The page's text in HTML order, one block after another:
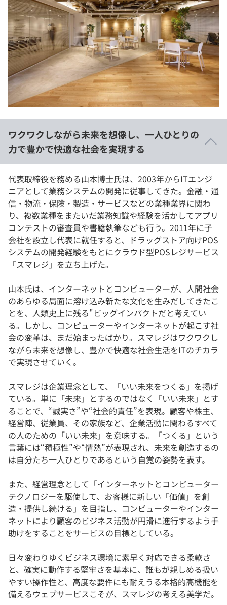
ワクワクしながら未来を想像し、一人ひとりの
力で豊かで快適な社会を実現する
代表取締役を務める山本博士氏は、2003年からITエンジ
ニアとして業務システムの開発に従事してきた。金融・通
信・物流・保険・製造・サービスなどの業種業界に関わ
り、複数業種をまたいだ業務知識や経験を活かしてアプリ
コンテストの審査員や書籍執筆なども行う。2011年に子
会社を設立し代表に就任すると、ドラッグストア向けPOS
システムの開発経験をもとにクラウド型POSレジサービス
「スマレジ」を立ち上げた。
山本氏は、インターネットとコンピューターが、人間社会
のあらゆる局面に溶け込み新たな文化を生みだしてきたこ
とを、人類史上に残る"ビッグインパクトだと考えてい
る。しかし、コンピューターやインターネットが起こす社
会の変革は、まだ始まったばかり。スマレジはワクワクし
ながら未来を想像し、豊かで快適な社会生活をITのチカラ
で実現させていく。
スマレジは企業理念として、「いい未来をつくる」を掲げ
ている。単に「未来」とするのではなく「いい未来」とす
ることで、“誠実さ”や“社会的責任”を表現。顧客や株主、
経営陣、従業員、その家族など、企業活動に関わるすべて
の人のための「いい未来」を意味する。「つくる」という
言葉には“積極性”や“情熱”が表現され、未来を創造するの
は自分たち一人ひとりであるという自覚の姿勢を表す。
また、経営理念として「インターネットとコンピューター
テクノロジーを駆使して、お客様に新しい「価値」を創
造・提供し続ける」を目指し、コンピューターやインター
ネットにより顧客のビジネス活動が円滑に進行するよう手
助けをすることをサービスの目標としている。
日々変わりゆくビジネス環境に素早く対応できる柔軟さ
と、確実に動作する堅牢さを基本に、誰もが親しめる扱い
やすい操作性と、高度な要件にも耐えうる本格的高機能を
備えるウェブサービスこそが、スマレジの考える美学だ。